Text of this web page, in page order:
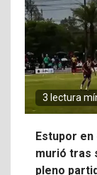
3 lectura
Estupor
murió tras
pleno